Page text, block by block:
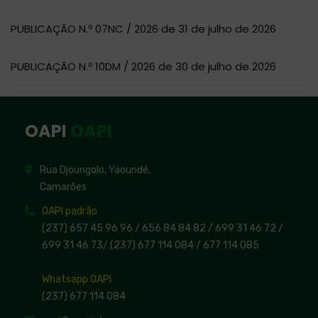
PUBLICAÇÃO N.º 07NC / 2026 de 31 de julho de 2026
PUBLICAÇÃO N.º 10DM / 2026 de 30 de julho de 2026
OAPI
Rua Djoungolo, Yaoundé,
Camarões
OAPI padrão
(237) 657 45 96 96 / 656 84 84 82 / 699 31 46 72 /
699 31 46 73/ (237) 677 114 084 / 677 114 085
Whatsapp OAPI
(237) 677 114 084